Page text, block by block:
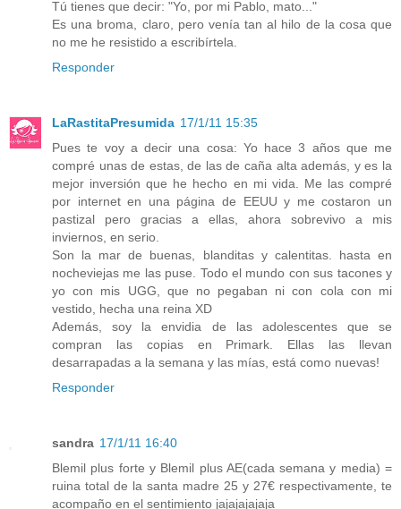
Tú tienes que decir: "Yo, por mi Pablo, mato..."
Es una broma, claro, pero venía tan al hilo de la cosa que
no me he resistido a escribírtela.
Responder
LaRastitaPresumida 17/1/11 15:35
Pues te voy a decir una cosa: Yo hace 3 años que me
compré unas de estas, de las de caña alta además, y es la
mejor inversión que he hecho en mi vida. Me las compré
por internet en una página de EEUU y me costaron un
pastizal pero gracias a ellas, ahora sobrevivo a mis
inviernos, en serio.
Son la mar de buenas, blanditas y calentitas. hasta en
nocheviejas me las puse. Todo el mundo con sus tacones y
yo con mis UGG, que no pegaban ni con cola con mi
vestido, hecha una reina XD
Además, soy la envidia de las adolescentes que se
compran las copias en Primark. Ellas las llevan
desarrapadas a la semana y las mías, está como nuevas!
Responder
sandra 17/1/11 16:40
Blemil plus forte y Blemil plus AE(cada semana y media) =
ruina total de la santa madre 25 y 27€ respectivamente, te
acompaño en el sentimiento jajajajajaja